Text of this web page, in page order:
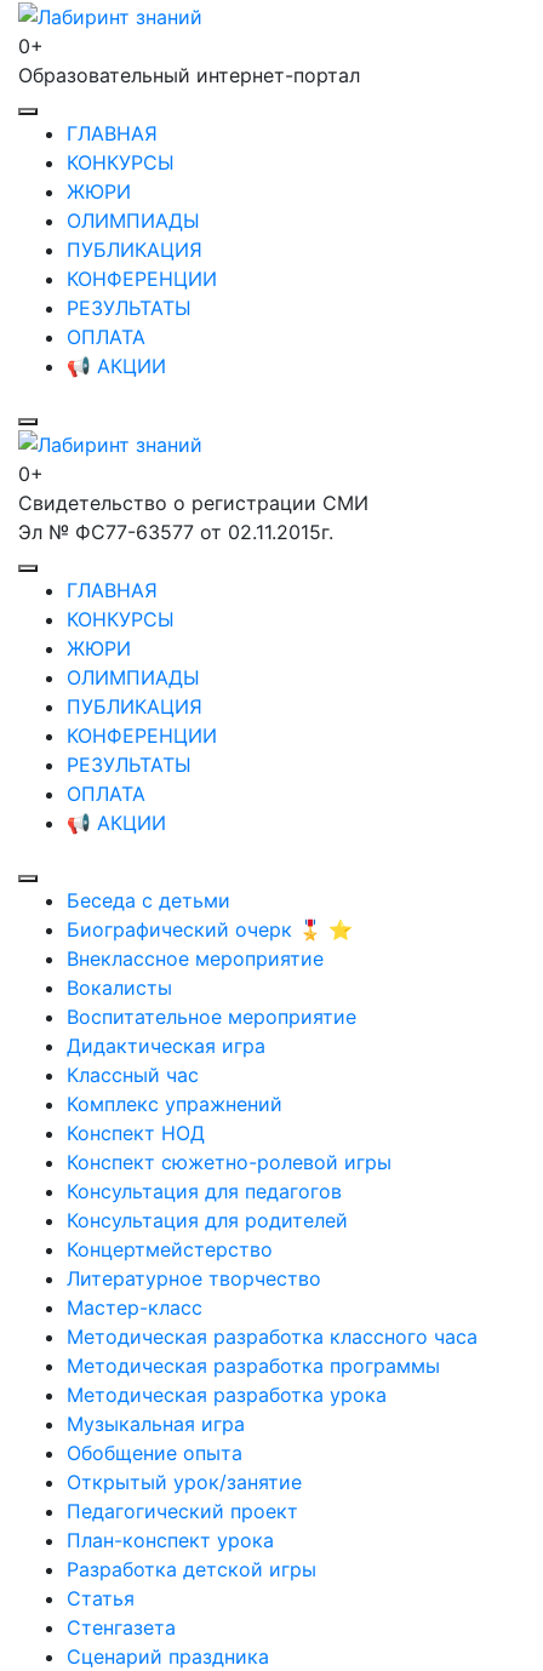
Перейти
содержимому
Enter)
Лабиринт знаний
0+
Образовательный интернет-портал
ГЛАВНАЯ
КОНКУРСЫ
ЖЮРИ
ОЛИМПИАДЫ
ПУБЛИКАЦИЯ
КОНФЕРЕНЦИИ
РЕЗУЛЬТАТЫ
ОПЛАТА
📢 АКЦИИ
Лабиринт знаний
0+
Свидетельство о регистрации СМИ
Эл № ФС77-63577 от 02.11.2015г.
ГЛАВНАЯ
КОНКУРСЫ
ЖЮРИ
ОЛИМПИАДЫ
ПУБЛИКАЦИЯ
КОНФЕРЕНЦИИ
РЕЗУЛЬТАТЫ
ОПЛАТА
📢 АКЦИИ
Беседа с детьми
Биографический очерк 🎖️ ⭐
Внеклассное мероприятие
Вокалисты
Воспитательное мероприятие
Дидактическая игра
Классный час
Комплекс упражнений
Конспект НОД
Конспект сюжетно-ролевой игры
Консультация для педагогов
Консультация для родителей
Концертмейстерство
Литературное творчество
Мастер-класс
Методическая разработка классного часа
Методическая разработка программы
Методическая разработка урока
Музыкальная игра
Обобщение опыта
Открытый урок/занятие
Педагогический проект
План-конспект урока
Разработка детской игры
Статья
Стенгазета
Сценарий праздника